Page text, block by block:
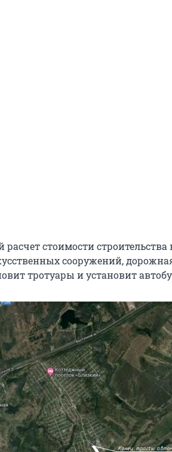
стоимости строительства
сооружений,
тротуары и установит